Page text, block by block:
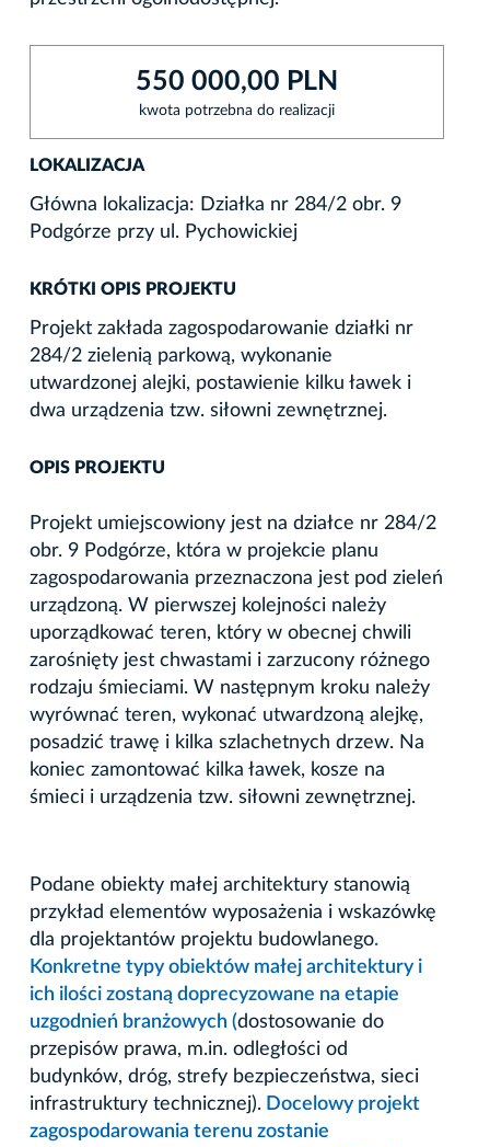
550 000,00 PLN
kwota potrzebna do realizacji
LOKALIZACJA
Główna lokalizacja: Działka nr 284/2 obr. 9
Podgórze przy ul. Pychowickiej
KRÓTKI OPIS PROJEKTU
Projekt zakłada zagospodarowanie działki nr
284/2 zielenią parkową, wykonanie
utwardzonej alejki, postawienie kilku ławek i
dwa urządzenia tzw. siłowni zewnętrznej.
OPIS PROJEKTU
Projekt umiejscowiony jest na działce nr 284/2
obr. 9 Podgórze, która w projekcie planu
zagospodarowania przeznaczona jest pod zieleń
urządzoną. W pierwszej kolejności należy
uporządkować teren, który w obecnej chwili
zarośnięty jest chwastami i zarzucony różnego
rodzaju śmieciami. W następnym kroku należy
wyrównać teren, wykonać utwardzoną alejkę,
posadzić trawę i kilka szlachetnych drzew. Na
koniec zamontować kilka ławek, kosze na
śmieci i urządzenia tzw. siłowni zewnętrznej.
Podane obiekty małej architektury stanowią
przykład elementów wyposażenia i wskazówkę
dla projektantów projektu budowlanego.
Konkretne typy obiektów małej architektury i
ich ilości zostaną doprecyzowane na etapie
uzgodnień branżowych (dostosowanie do
przepisów prawa, m.in. odległości od
budynków, dróg, strefy bezpieczeństwa, sieci
infrastruktury technicznej). Docelowy projekt
zagospodarowania terenu zostanie